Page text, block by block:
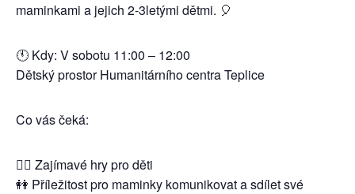
maminkami a jejich 2-3letými dětmi. 🎈
🕚 Kdy: V sobotu 11:00 – 12:00
Dětský prostor Humanitárního centra Teplice
Co vás čeká:
🤹‍♀️ Zajímavé hry pro děti
👭 Příležitost pro maminky komunikovat a sdílet své